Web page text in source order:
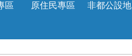
區 原住民專區